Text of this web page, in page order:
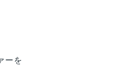
ーを